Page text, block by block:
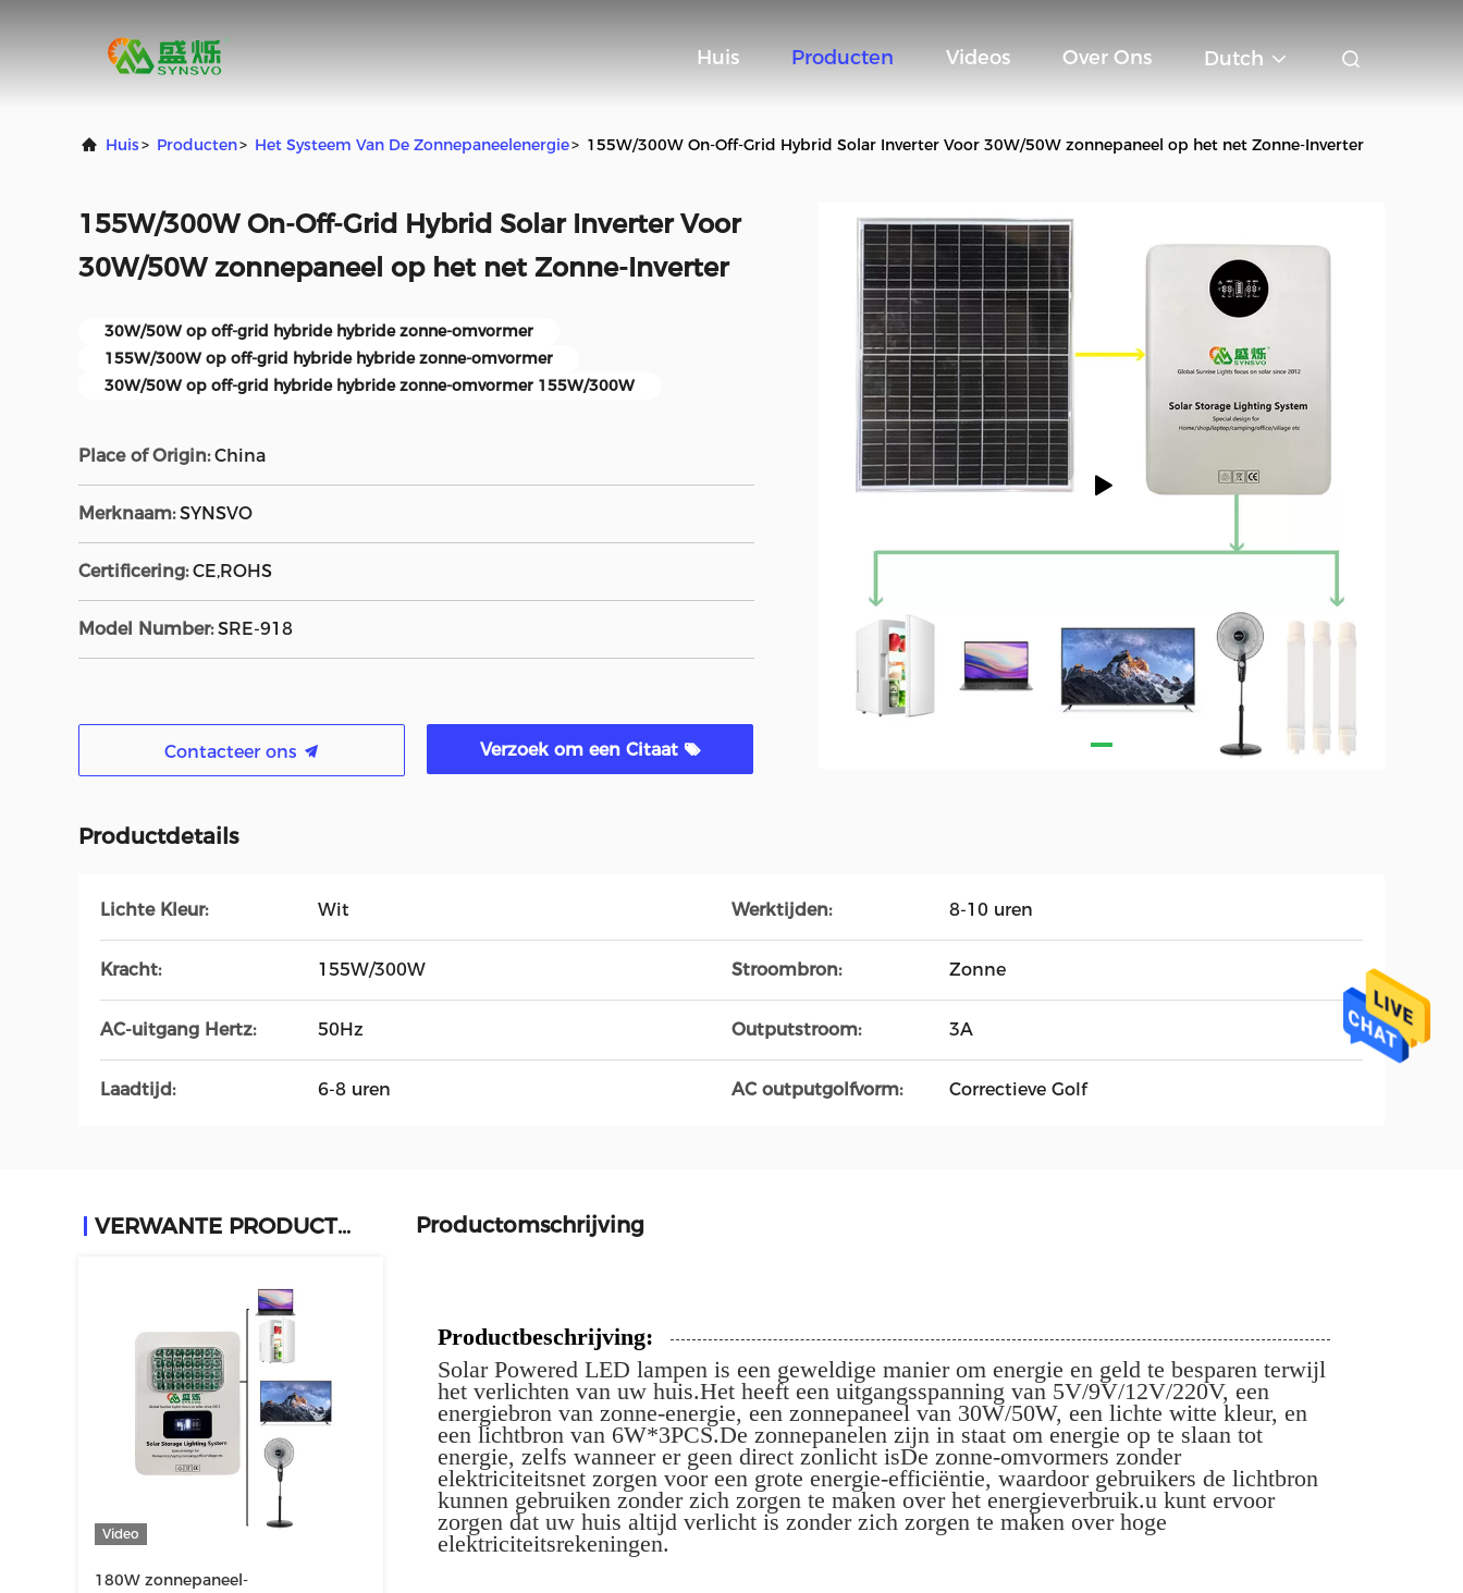
Huis Producten Videos Over Ons Dutch
Huis> Producten> Het Systeem Van De Zonnepaneelenergie> 155W/300W On-Off-Grid Hybrid Solar Inverter Voor 30W/50W zonnepaneel op het net Zonne-Inverter
155W/300W On-Off-Grid Hybrid Solar Inverter Voor
30W/50W zonnepaneel op het net Zonne-Inverter
30W/50W op off-grid hybride hybride zonne-omvormer
155W/300W op off-grid hybride hybride zonne-omvormer
30W/50W op off-grid hybride hybride zonne-omvormer 155W/300W
Place of Origin: China
Merknaam: SYNSVO
Certificering: CE,ROHS
Model Number: SRE-918
Contacteer ons Verzoek om een Citaat
Productdetails
Lichte Kleur: Wit Werktijden: 8-10 uren
Kracht: 155W/300W Stroombron: Zonne
AC-uitgang Hertz: 50Hz Outputstroom: 3A
Laadtijd: 6-8 uren AC outputgolfvorm: Correctieve Golf
VERWANTE PRODUCTEN
Video
180W zonnepaneel-
Productomschrijving
Productbeschrijving:
Solar Powered LED lampen is een geweldige manier om energie en geld te besparen terwijl
het verlichten van uw huis.Het heeft een uitgangsspanning van 5V/9V/12V/220V, een
energiebron van zonne-energie, een zonnepaneel van 30W/50W, een lichte witte kleur, en
een lichtbron van 6W*3PCS.De zonnepanelen zijn in staat om energie op te slaan tot
energie, zelfs wanneer er geen direct zonlicht isDe zonne-omvormers zonder
elektriciteitsnet zorgen voor een grote energie-efficiëntie, waardoor gebruikers de lichtbron
kunnen gebruiken zonder zich zorgen te maken over het energieverbruik.u kunt ervoor
zorgen dat uw huis altijd verlicht is zonder zich zorgen te maken over hoge
elektriciteitsrekeningen.